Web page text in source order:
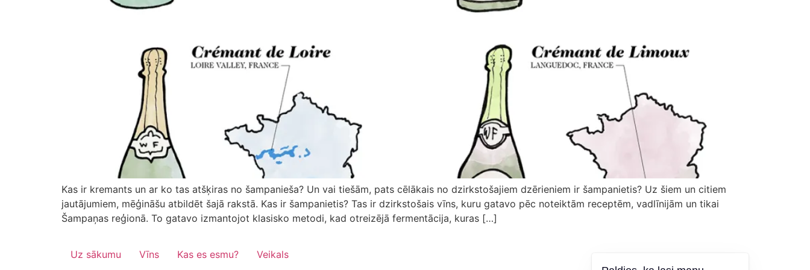
Kas ir kremants un ar ko tas atšķiras no šampanieša? Un vai tiešām, pats cēlākais no dzirkstošajiem dzērieniem ir šampanietis? Uz šiem un citiem
jautājumiem, mēģināšu atbildēt šajā rakstā. Kas ir šampanietis? Tas ir dzirkstošais vīns, kuru gatavo pēc noteiktām receptēm, vadlīnijām un tikai
Šampaņas reģionā. To gatavo izmantojot klasisko metodi, kad otreizējā fermentācija, kuras […]
Uz sākumu Vīns Kas es esmu?
Veikals